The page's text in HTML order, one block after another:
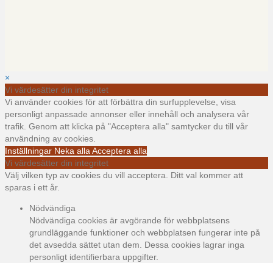
×
Vi värdesätter din integritet
Vi använder cookies för att förbättra din surfupplevelse, visa
personligt anpassade annonser eller innehåll och analysera vår
trafik. Genom att klicka på "Acceptera alla" samtycker du till vår
användning av cookies.
Inställningar Neka alla Acceptera alla
Vi värdesätter din integritet
Välj vilken typ av cookies du vill acceptera. Ditt val kommer att
sparas i ett år.
Nödvändiga
Nödvändiga cookies är avgörande för webbplatsens
grundläggande funktioner och webbplatsen fungerar inte på
det avsedda sättet utan dem. Dessa cookies lagrar inga
personligt identifierbara uppgifter.